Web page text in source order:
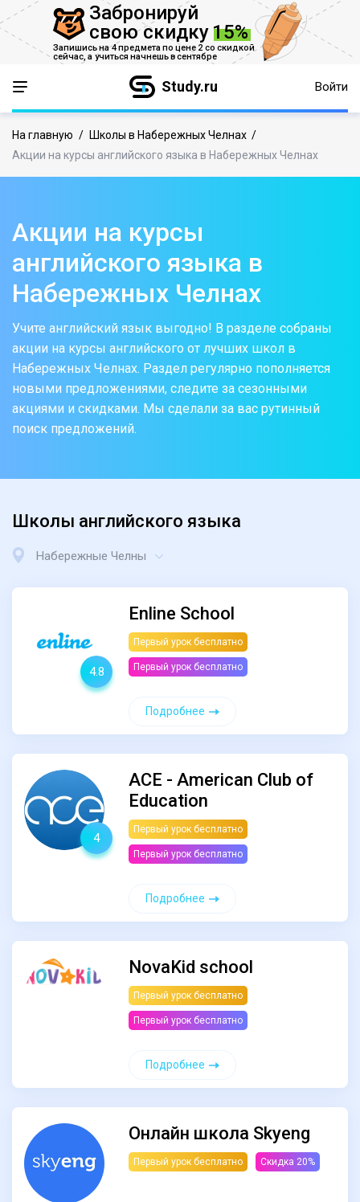
Забронируй
свою скидку 15%
Запишись на 4 предмета по цене 2 со скидкой
сейчас, а учиться начнешь в сентябре
Study.ru Войти
На главную / Школы в Набережных Челнах /
Акции на курсы английского языка в Набережных Челнах
Акции на курсы
английского языка в
Набережных Челнах
Учите английский язык выгодно! В разделе собраны
акции на курсы английского от лучших школ в
Набережных Челнах. Раздел регулярно пополняется
новыми предложениями, следите за сезонными
акциями и скидками. Мы сделали за вас рутинный
поиск предложений.
Школы английского языка
Набережные Челны
4.8
Enline School
Первый урок бесплатно
Первый урок бесплатно
Подробнее
4
ACE - American Club of
Education
Первый урок бесплатно
Первый урок бесплатно
Подробнее
NovaKid school
Первый урок бесплатно
Первый урок бесплатно
Подробнее
Онлайн школа Skyeng
Первый урок бесплатно Скидка 20%